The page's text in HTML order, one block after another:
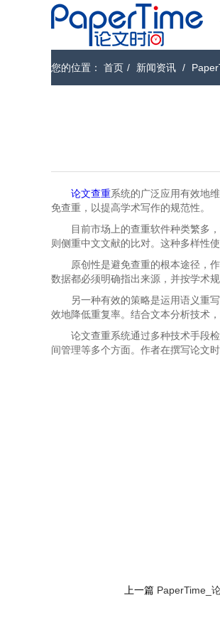
您的位置： 首页 / 新闻资讯 /
论文查重系统的广泛应用有效地
免查重，以提高学术写作的规范性。
目前市场上的查重软件种类繁多
则侧重中文文献的比对。这种多样性
原创性是避免查重的根本途径，
数据都必须明确指出来源，并按学术
另一种有效的策略是运用语义重
效地降低重复率。结合文本分析技术
论文查重系统通过多种技术手段
间管理等多个方面。作者在撰写论文
上一篇 PaperTime_